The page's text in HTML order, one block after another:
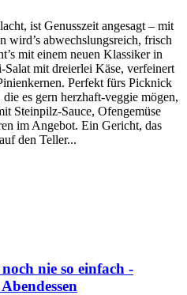
ist Genusszeit angesagt – mit
wird’s abwechslungsreich, frisch
mit einem neuen Klassiker in
mit dreierlei Käse, verfeinert
Perfekt fürs Picknick
es gern herzhaft-veggie mögen,
Steinpilz-Sauce, Ofengemüse
im Angebot. Ein Gericht, das
den Teller...
nie so einfach -